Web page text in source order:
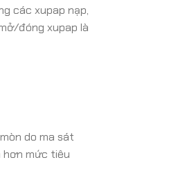
các xupap nạp,
đóng xupap là
do ma sát
hơn mức tiêu